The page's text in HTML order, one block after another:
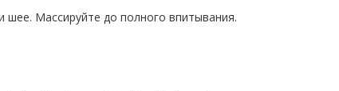
шее. Массируйте до полного впитывания.